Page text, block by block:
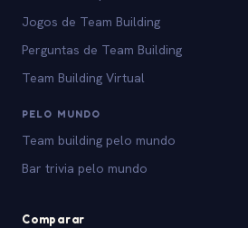
Jogos de Team Building
Perguntas de Team Building
Team Building Virtual
PELO MUNDO
Team building pelo mundo
Bar trivia pelo mundo
Comparar